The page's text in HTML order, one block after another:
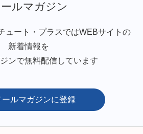
ールマガジン
ュート・プラスではWEBサイトの
新着情報を
ンで無料配信しています
ールマガジンに登録